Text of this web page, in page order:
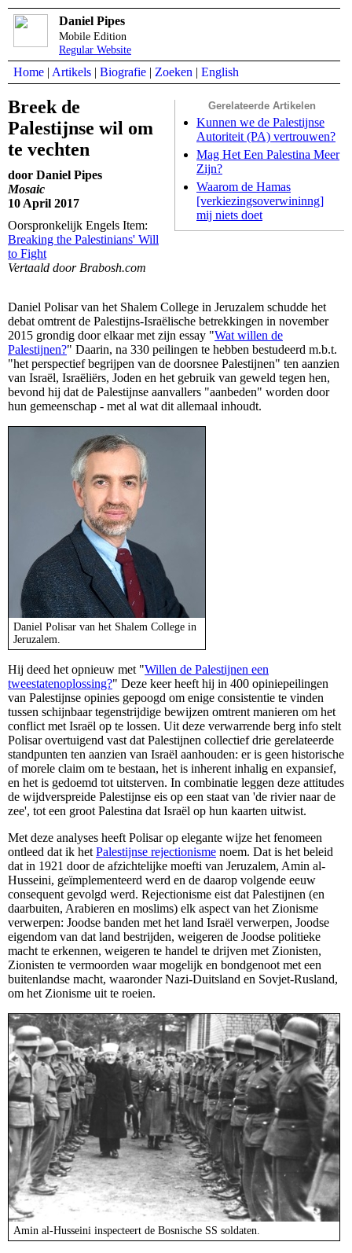
Daniel Pipes
Mobile Edition
Regular Website
Home | Artikels | Biografie | Zoeken | English
Gerelateerde Artikelen
Kunnen we de Palestijnse
Autoriteit (PA) vertrouwen?
Mag Het Een Palestina Meer
Zijn?
Waarom de Hamas
[verkiezingsoverwininng]
mij niets doet
Breek de
Palestijnse wil om
te vechten
door Daniel Pipes
Mosaic
10 April 2017
Oorspronkelijk Engels Item:
Breaking the Palestinians' Will
to Fight
Vertaald door Brabosh.com
Daniel Polisar van het Shalem College in Jeruzalem schudde het
debat omtrent de Palestijns-Israëlische betrekkingen in november
2015 grondig door elkaar met zijn essay "Wat willen de
Palestijnen?" Daarin, na 330 peilingen te hebben bestudeerd m.b.t.
"het perspectief begrijpen van de doorsnee Palestijnen" ten aanzien
van Israël, Israëliërs, Joden en het gebruik van geweld tegen hen,
bevond hij dat de Palestijnse aanvallers "aanbeden" worden door
hun gemeenschap - met al wat dit allemaal inhoudt.
Daniel Polisar van het Shalem College in
Jeruzalem.
Hij deed het opnieuw met "Willen de Palestijnen een
tweestatenoplossing?" Deze keer heeft hij in 400 opiniepeilingen
van Palestijnse opinies gepoogd om enige consistentie te vinden
tussen schijnbaar tegenstrijdige bewijzen omtrent manieren om het
conflict met Israël op te lossen. Uit deze verwarrende berg info stelt
Polisar overtuigend vast dat Palestijnen collectief drie gerelateerde
standpunten ten aanzien van Israël aanhouden: er is geen historische
of morele claim om te bestaan, het is inherent inhalig en expansief,
en het is gedoemd tot uitsterven. In combinatie leggen deze attitudes
de wijdverspreide Palestijnse eis op een staat van 'de rivier naar de
zee', tot een groot Palestina dat Israël op hun kaarten uitwist.
Met deze analyses heeft Polisar op elegante wijze het fenomeen
ontleed dat ik het Palestijnse rejectionisme noem. Dat is het beleid
dat in 1921 door de afzichtelijke moefti van Jeruzalem, Amin al-
Husseini, geïmplementeerd werd en de daarop volgende eeuw
consequent gevolgd werd. Rejectionisme eist dat Palestijnen (en
daarbuiten, Arabieren en moslims) elk aspect van het Zionisme
verwerpen: Joodse banden met het land Israël verwerpen, Joodse
eigendom van dat land bestrijden, weigeren de Joodse politieke
macht te erkennen, weigeren te handel te drijven met Zionisten,
Zionisten te vermoorden waar mogelijk en bondgenoot met een
buitenlandse macht, waaronder Nazi-Duitsland en Sovjet-Rusland,
om het Zionisme uit te roeien.
Amin al-Husseini inspecteert de Bosnische SS soldaten.